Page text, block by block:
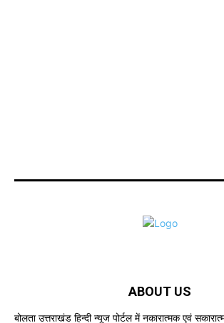
ABOUT US
बोलता उत्तराखंड हिन्दी न्यूज पोर्टल में नकारात्मक एवं